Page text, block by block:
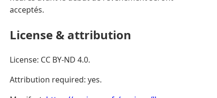
acceptés.
License & attribution
License: CC BY-ND 4.0.
Attribution required: yes.